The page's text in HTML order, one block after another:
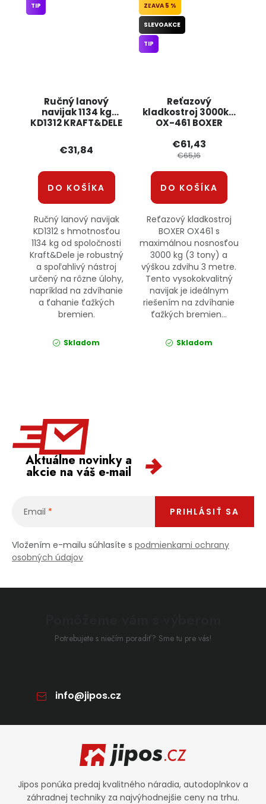
Ručný lanový
navijak 1134 kg
KD1312 KRAFT&DELE
TIP
€31,84
DO KOŠÍKA
Ručný lanový navijak
KD1312 s hmotnosťou
1134 kg od spoločnosti
Kraft&Dele je robustný
a spoľahlivý nástroj
určený na rôzne úlohy,
napríklad na zdvíhanie
a ťahanie ťažkých
bremien.
Skladom
Reťazový
kladkostroj 3000kg
OX-461 BOXER
5 %
SLEVOAKCE
TIP
€61,43
€65,16
DO KOŠÍKA
Reťazový kladkostroj
BOXER OX461 s
maximálnou nosnosťou
3000 kg (3 tony) a
výškou zdvihu 3 metre.
Tento vysokokvalitný
navijak je ideálnym
riešením na zdvíhanie
ťažkých bremien...
Skladom
Aktuálne novinky a
akcie na váš e-mail
Email
Vložením e-mailu súhlasíte s podmienkami ochrany
osobných údajov
PRIHLÁSIŤ SA
Potrebujete s niečím poradiť? Sme tu pre vás!
info@jipos.cz
Jipos ponúka predaj kvalitného náradia, autodoplnkov a
záhradnej techniky za najvýhodnejšie ceny na trhu.